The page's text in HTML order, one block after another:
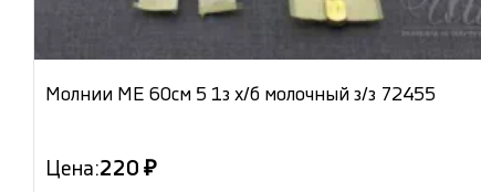
Молнии МЕ 60см 5 1з х/б молочный з/з 72455
Цена:220 ₽